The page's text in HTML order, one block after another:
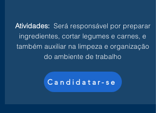
Atividades: Será responsável por preparar
ingredientes, cortar legumes e carnes, e
também auxiliar na limpeza e organização
do ambiente de trabalho
Candidatar-se